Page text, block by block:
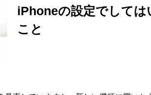
iPhoneの設定でしては
こと